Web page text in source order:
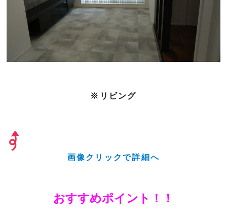
※リビング
画像クリックで詳細へ
おすすめポイント！！